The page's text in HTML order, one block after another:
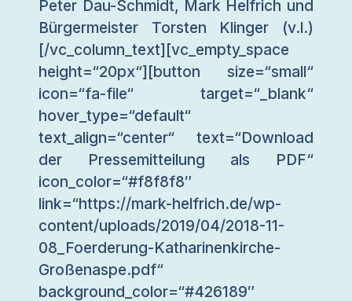
Peter Dau-Schmidt, Mark Helfrich und
Bürgermeister Torsten Klinger (v.l.)
[/vc_column_text][vc_empty_space
height=“20px“][button size=“small“
icon=“fa-file“ target=“_blank“
hover_type=“default“
text_align=“center“ text=“Download
der Pressemitteilung als PDF“
icon_color=“#f8f8f8″
link=“https://mark-helfrich.de/wp-
content/uploads/2019/04/2018-11-
08_Foerderung-Katharinenkirche-
Großenaspe.pdf“
background_color=“#426189″